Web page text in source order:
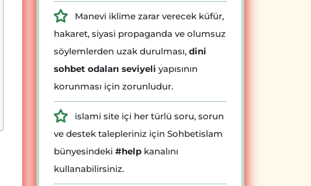
Manevi iklime zarar verecek küfür,
hakaret, siyasi propaganda ve olumsuz
söylemlerden uzak durulması, dini
sohbet odaları seviyeli yapısının
korunması için zorunludur.
islami site içi her türlü soru, sorun
ve destek talepleriniz için Sohbetislam
bünyesindeki #help kanalını
kullanabilirsiniz.